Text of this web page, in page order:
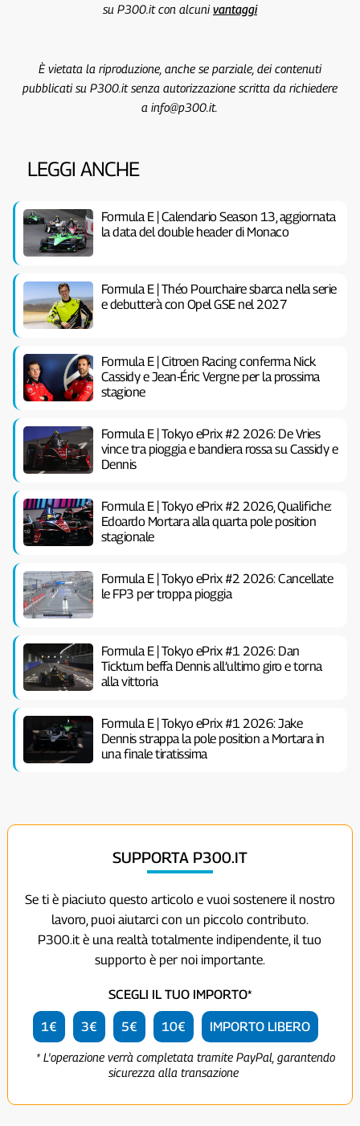
su P300.it con alcunivantaggi
È vietata la riproduzione, anche se parziale, dei contenuti
pubblicati su P300.it senza autorizzazione scritta da richiedere
a info@p300.it.
LEGGI ANCHE
Formula E | Calendario Season 13, aggiornata
la data del double header di Monaco
Formula E | Théo Pourchaire sbarca nella serie
e debutterà con Opel GSE nel 2027
Formula E | Citroen Racing conferma Nick
Cassidy e Jean-Éric Vergne per la prossima
stagione
Formula E | Tokyo ePrix #2 2026: De Vries
vince tra pioggia e bandiera rossa su Cassidy e
Dennis
Formula E | Tokyo ePrix #2 2026, Qualifiche:
Edoardo Mortara alla quarta pole position
stagionale
Formula E | Tokyo ePrix #2 2026: Cancellate
le FP3 per troppa pioggia
Formula E | Tokyo ePrix #1 2026: Dan
Ticktum beffa Dennis all’ultimo giro e torna
alla vittoria
Formula E | Tokyo ePrix #1 2026: Jake
Dennis strappa la pole position a Mortara in
una finale tiratissima
SUPPORTA P300.IT
Se ti è piaciuto questo articolo e vuoi sostenere il nostro
lavoro, puoi aiutarci con un piccolo contributo.
P300.it è una realtà totalmente indipendente, il tuo
supporto è per noi importante.
SCEGLI IL TUO IMPORTO*
1€ 3€ 5€ 10€ IMPORTO LIBERO
* L'operazione verrà completata tramite PayPal, garantendo
sicurezza alla transazione